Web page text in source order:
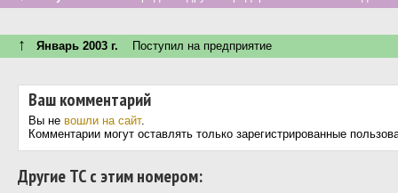
↑ Январь 2003 г. Поступил на предприятие
Ваш комментарий
Вы не вошли на сайт.
Комментарии могут оставлять только зарегистрированные
Другие ТС с этим номером: